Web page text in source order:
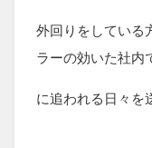
外回りをしている
ラーの効いた社内
に追われる日々を